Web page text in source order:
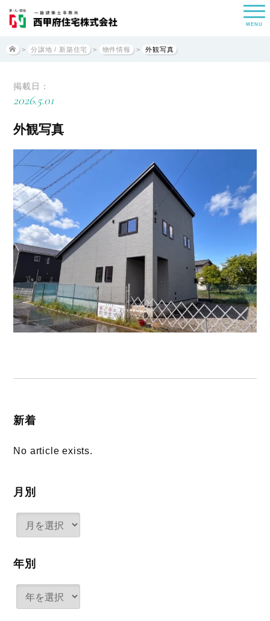
MENU
> 分譲地 / 新築住宅 > 物件情報 > 外観写真
掲載日：
2026.5.01
外観写真
新着
No article exists.
月別
年別